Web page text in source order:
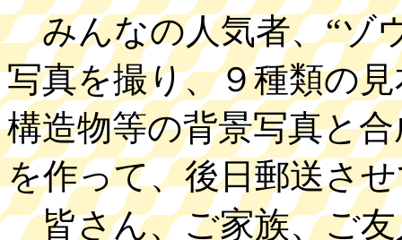
みんなの人気者、“ゾ
写真を撮り、９種類の
構造物等の背景写真と
を作って、後日郵送さ
皆さん、ご家族、ご友